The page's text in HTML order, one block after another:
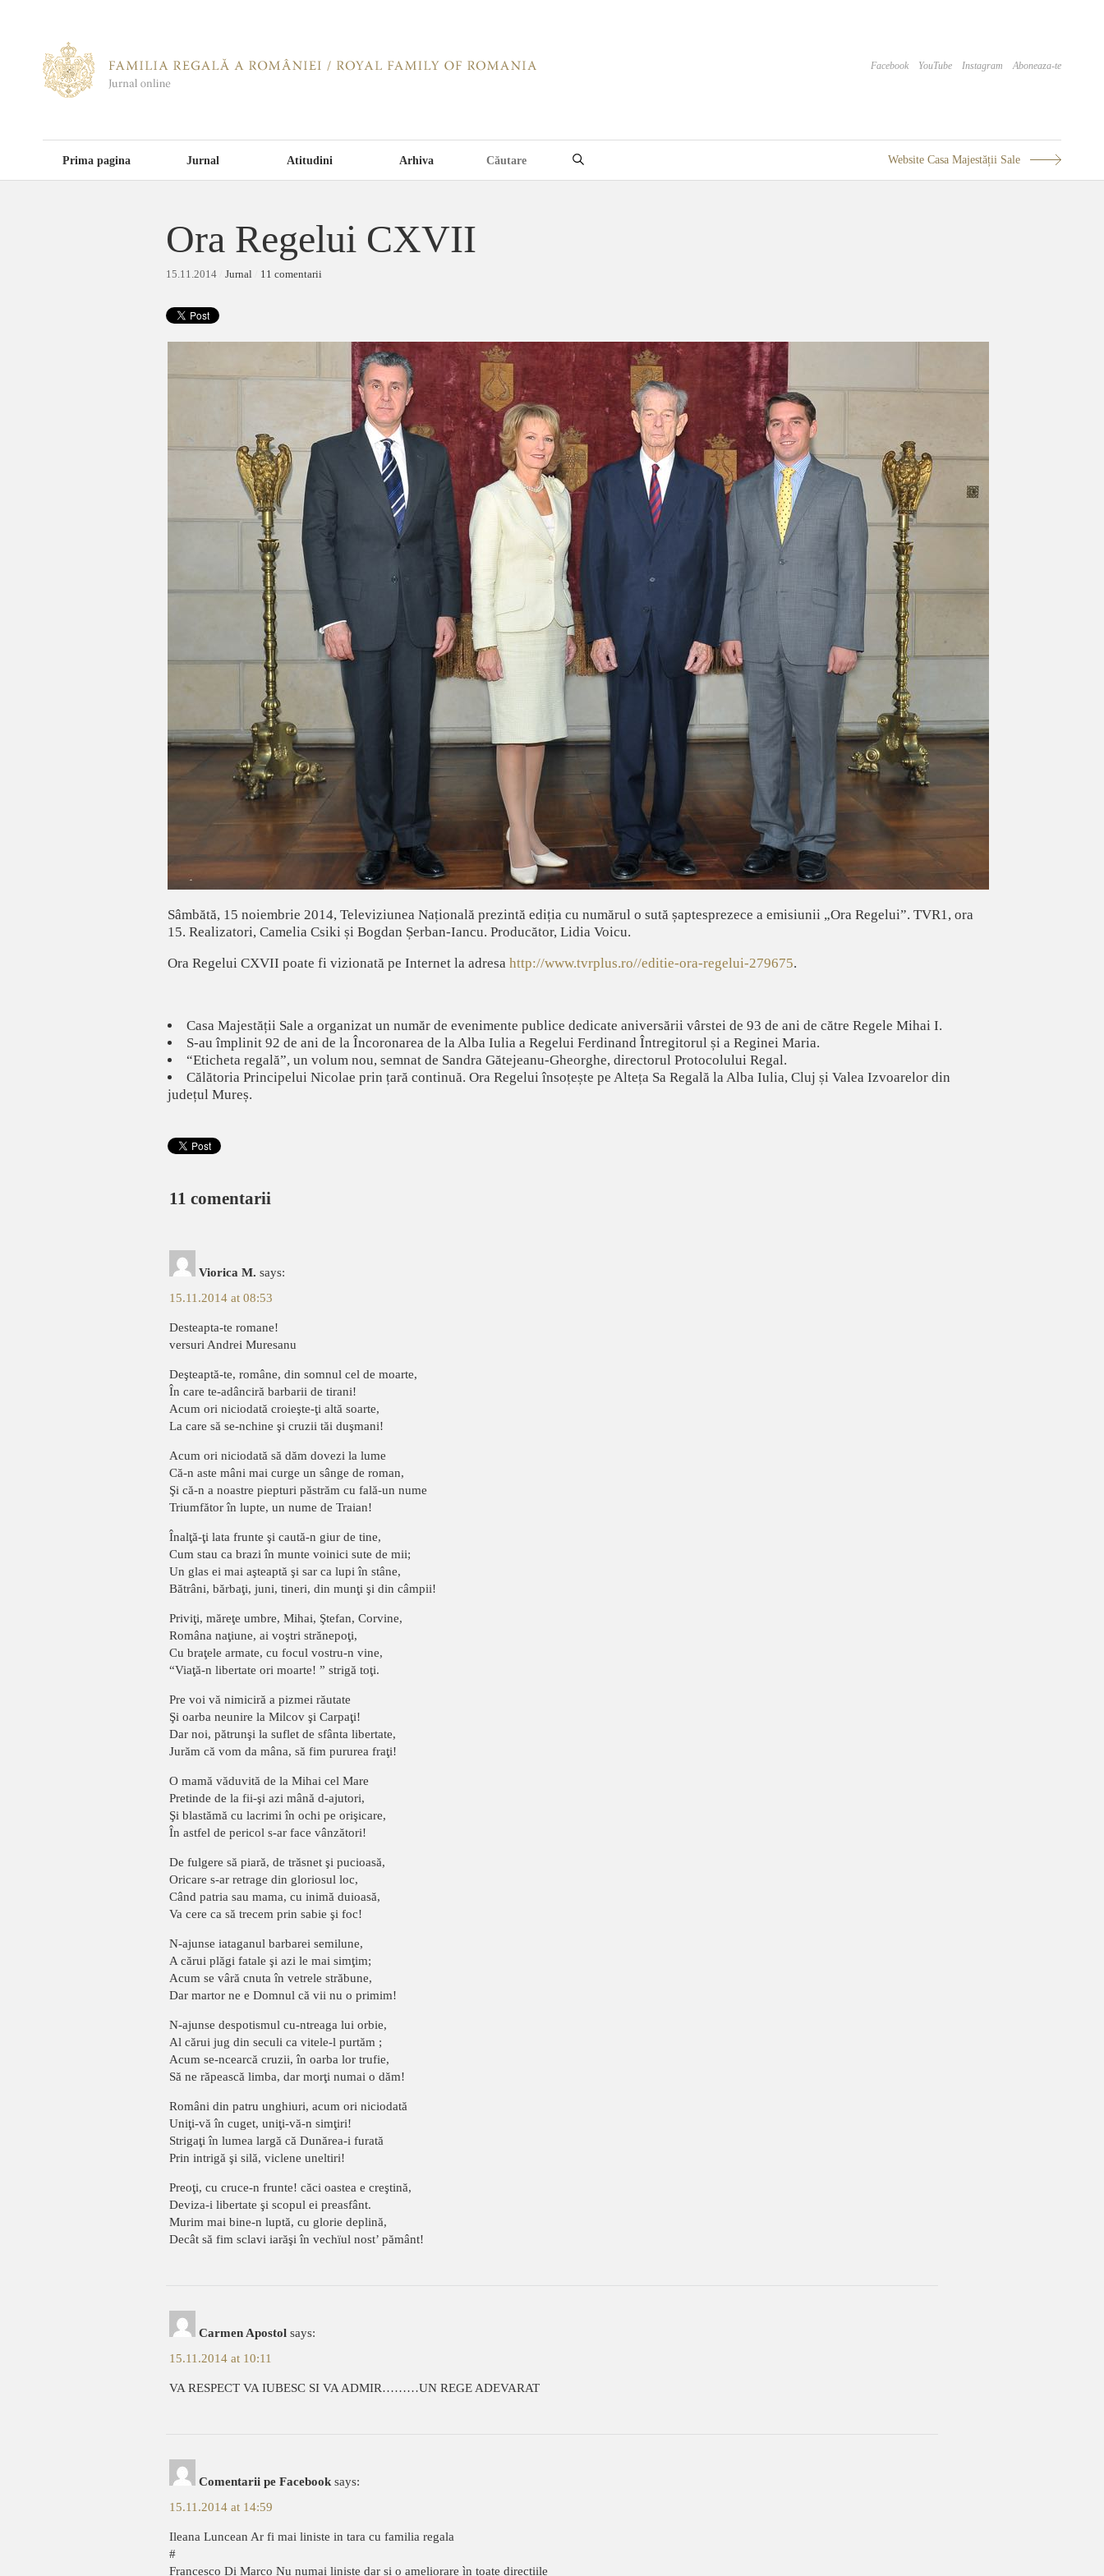
Facebook YouTube Instagram Aboneaza-te
Prima pagina Jurnal Atitudini Arhiva Website Casa Majestății Sale
Ora Regelui CXVII
15.11.2014 Jurnal 11 comentarii
Sâmbătă, 15 noiembrie 2014, Televiziunea Națională prezintă ediția cu numărul o sută șaptesprezece a emisiunii „Ora Regelui”. TVR1, ora
15. Realizatori, Camelia Csiki și Bogdan Șerban-Iancu. Producător, Lidia Voicu.
Ora Regelui CXVII poate fi vizionată pe Internet la adresa http://www.tvrplus.ro//editie-ora-regelui-279675.
Casa Majestății Sale a organizat un număr de evenimente publice dedicate aniversării vârstei de 93 de ani de către Regele Mihai I.
S-au împlinit 92 de ani de la Încoronarea de la Alba Iulia a Regelui Ferdinand Întregitorul și a Reginei Maria.
“Eticheta regală”, un volum nou, semnat de Sandra Gătejeanu-Gheorghe, directorul Protocolului Regal.
Călătoria Principelui Nicolae prin țară continuă. Ora Regelui însoțește pe Alteța Sa Regală la Alba Iulia, Cluj și Valea Izvoarelor din
județul Mureș.
11 comentarii
Viorica M. says:
15.11.2014 at 08:53
Desteapta-te romane!
versuri Andrei Muresanu
Deşteaptă-te, române, din somnul cel de moarte,
În care te-adânciră barbarii de tirani!
Acum ori niciodată croieşte-ţi altă soarte,
La care să se-nchine şi cruzii tăi duşmani!
Acum ori niciodată să dăm dovezi la lume
Că-n aste mâni mai curge un sânge de roman,
Şi că-n a noastre piepturi păstrăm cu fală-un nume
Triumfător în lupte, un nume de Traian!
Înalţă-ţi lata frunte şi caută-n giur de tine,
Cum stau ca brazi în munte voinici sute de mii;
Un glas ei mai aşteaptă şi sar ca lupi în stâne,
Bătrâni, bărbaţi, juni, tineri, din munţi şi din câmpii!
Priviţi, măreţe umbre, Mihai, Ştefan, Corvine,
Româna naţiune, ai voştri strănepoţi,
Cu braţele armate, cu focul vostru-n vine,
“Viaţă-n libertate ori moarte! ” strigă toţi.
Pre voi vă nimiciră a pizmei răutate
Şi oarba neunire la Milcov şi Carpaţi!
Dar noi, pătrunşi la suflet de sfânta libertate,
Jurăm că vom da mâna, să fim pururea fraţi!
O mamă văduvită de la Mihai cel Mare
Pretinde de la fii-şi azi mână d-ajutori,
Şi blastămă cu lacrimi în ochi pe orişicare,
În astfel de pericol s-ar face vânzători!
De fulgere să piară, de trăsnet şi pucioasă,
Oricare s-ar retrage din gloriosul loc,
Când patria sau mama, cu inimă duioasă,
Va cere ca să trecem prin sabie şi foc!
N-ajunse iataganul barbarei semilune,
A cărui plăgi fatale şi azi le mai simţim;
Acum se vâră cnuta în vetrele străbune,
Dar martor ne e Domnul că vii nu o primim!
N-ajunse despotismul cu-ntreaga lui orbie,
Al cărui jug din seculi ca vitele-l purtăm ;
Acum se-ncearcă cruzii, în oarba lor trufie,
Să ne răpească limba, dar morţi numai o dăm!
Români din patru unghiuri, acum ori niciodată
Uniţi-vă în cuget, uniţi-vă-n simţiri!
Strigaţi în lumea largă că Dunărea-i furată
Prin intrigă şi silă, viclene uneltiri!
Preoţi, cu cruce-n frunte! căci oastea e creştină,
Deviza-i libertate şi scopul ei preasfânt.
Murim mai bine-n luptă, cu glorie deplină,
Decât să fim sclavi iarăşi în vechïul nost’ pământ!
Carmen Apostol says:
15.11.2014 at 10:11
VA RESPECT VA IUBESC SI VA ADMIR………UN REGE ADEVARAT
Comentarii pe Facebook says:
15.11.2014 at 14:59
Ileana Luncean Ar fi mai liniste in tara cu familia regala
#
Francesco Di Marco Nu numai liniste dar si o ameliorare ìn toate directiile